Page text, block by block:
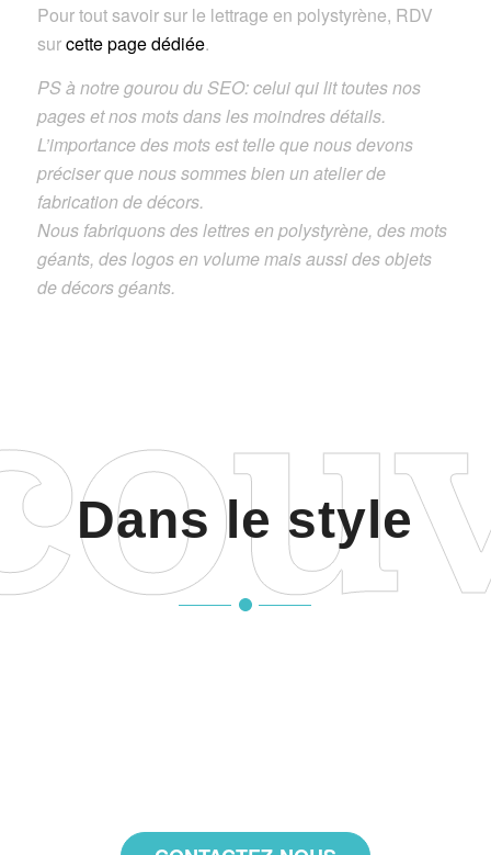
Pour tout savoir sur le lettrage en polystyrène, RDV
surcette page dédiée.
PS à notre gourou du SEO: celui qui lit toutes nos
pages et nos mots dans les moindres détails.
L’importance des mots est telle que nous devons
préciser que nous sommes bien un atelier de
fabrication de décors.
Nous fabriquons des lettres en polystyrène, des mots
géants, des logos en volume mais aussi des objets
de décors géants.
Dans le style